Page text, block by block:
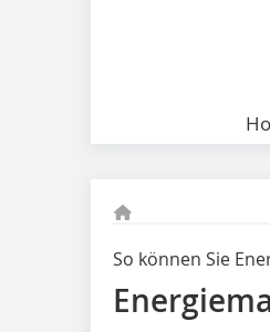
So können Sie